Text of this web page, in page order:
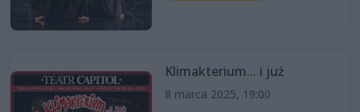
Klimakterium... i już
8 marca 2025, 19:00